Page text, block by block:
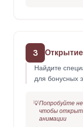
3
Найдите
для бонусных
💡Попробуйте
чтобы
анимации